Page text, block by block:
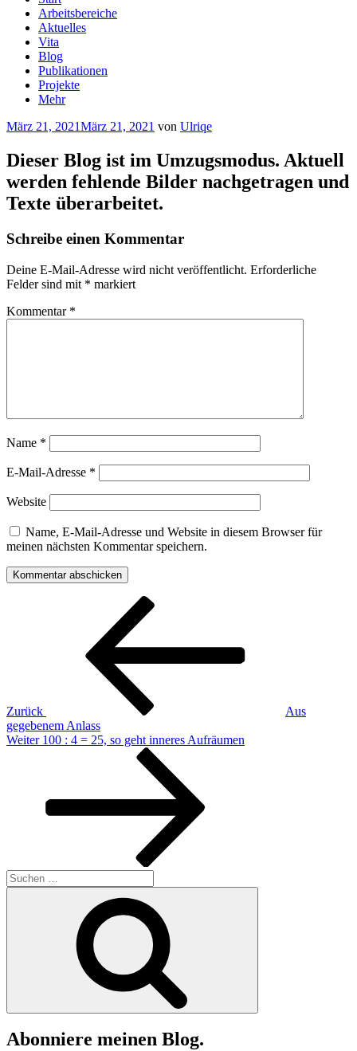
Arbeitsbereiche
Aktuelles
Vita
Blog
Publikationen
Projekte
Mehr
Veröffentlicht
März 21, 2021März 21, 2021 von Ulriqe
Dieser Blog ist im Umzugsmodus. Aktuell
werden fehlende Bilder nachgetragen und
Texte überarbeitet.
Schreibe einen Kommentar
Deine E-Mail-Adresse wird nicht veröffentlicht. Erforderliche
Felder sind mit * markiert
Kommentar *
Name *
E-Mail-Adresse *
Website
Name, E-Mail-Adresse und Website in diesem Browser für
meinen nächsten Kommentar speichern.
Beitragsnavigation
Zurück
Aus
gegebenem Anlass
Nächster
Weiter 100 : 4 = 25, so geht inneres Aufräumen
Suchen
nach:
Abonniere meinen Blog.